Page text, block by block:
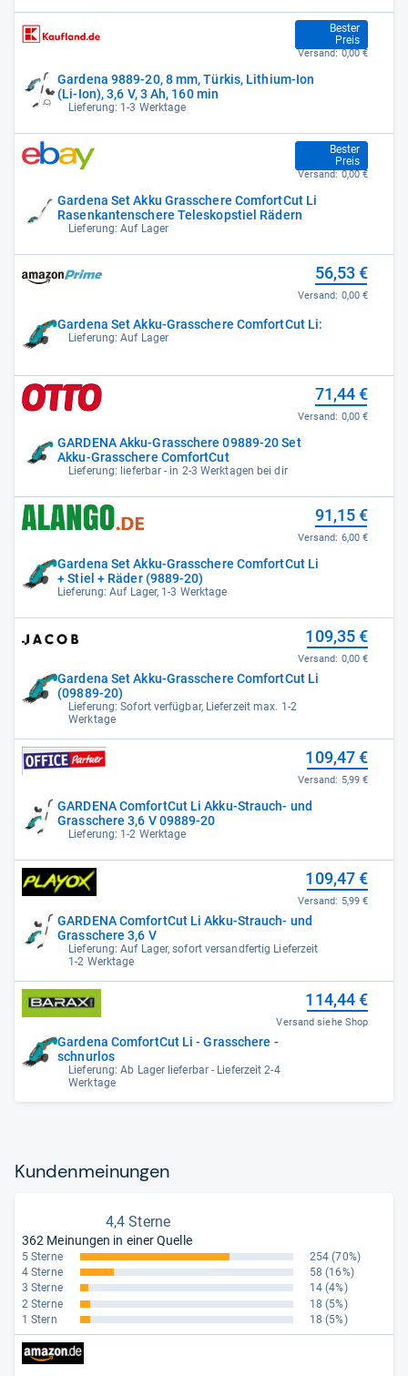
Gardena 9889-20, 8 mm, Türkis, Lithium-Ion
(Li-Ion), 3,6 V, 3 Ah, 160 min
Lieferung: 1-3 Werktage
Bester
Preis
54,99 €
Versand: 0,00 €
Gardena Set Akku Grasschere ComfortCut Li
Rasenkantenschere Teleskopstiel Rädern
Lieferung: Auf Lager
Bester
Preis
54,99 €
Versand: 0,00 €
Gardena Set Akku-Grasschere ComfortCut Li:
Lieferung: Auf Lager
56,53 €
Versand: 0,00 €
GARDENA Akku-Grasschere 09889-20 Set
Akku-Grasschere ComfortCut
Lieferung: lieferbar - in 2-3 Werktagen bei dir
71,44 €
Versand: 0,00 €
Gardena Set Akku-Grasschere ComfortCut Li
+ Stiel + Räder (9889-20)
Lieferung: Auf Lager, 1-3 Werktage
91,15 €
Versand: 6,00 €
Gardena Set Akku-Grasschere ComfortCut Li
(09889-20)
Lieferung: Sofort verfügbar, Lieferzeit max. 1-2
Werktage
109,35 €
Versand: 0,00 €
GARDENA ComfortCut Li Akku-Strauch- und
Grasschere 3,6 V 09889-20
Lieferung: 1-2 Werktage
109,47 €
Versand: 5,99 €
GARDENA ComfortCut Li Akku-Strauch- und
Grasschere 3,6 V
Lieferung: Auf Lager, sofort versandfertig Lieferzeit
1-2 Werktage
109,47 €
Versand: 5,99 €
Gardena ComfortCut Li - Grasschere -
schnurlos
Lieferung: Ab Lager lieferbar - Lieferzeit 2-4
Werktage
114,44 €
Versand siehe Shop
Kun­den­mei­nun­gen
4,4 Sterne
362 Meinungen in einer Quelle
5 Sterne 254 (70%)
4 Sterne
58 (16%)
3 Sterne
14 (4%)
2 Sterne
18 (5%)
1 Stern
18 (5%)